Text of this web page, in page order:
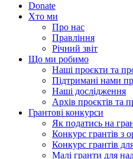
Donate
Хто ми
Про нас
Правління
Річний звіт
Що ми робимо
Наші проєкти та
Підтримані нами
Наші дослідження
Архів проєктів та
Грантові конкурси
Як податись на
Конкурс грантів з
Конкурс грантів
Малі гранти для